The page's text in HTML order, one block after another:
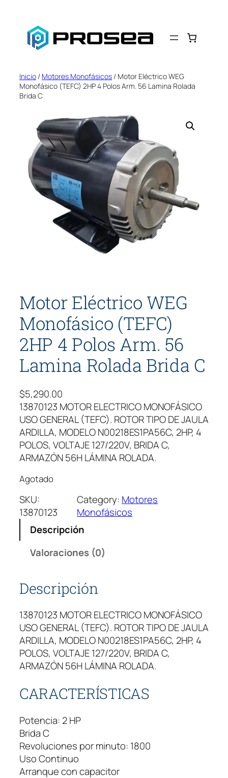
contenido
Inicio / Motores Monofásicos / Motor Eléctrico WEG
Monofásico (TEFC) 2HP 4 Polos Arm. 56 Lamina Rolada
Brida C
Motor Eléctrico WEG
Monofásico (TEFC)
2HP 4 Polos Arm. 56
Lamina Rolada Brida C
$5,290.00
13870123 MOTOR ELECTRICO MONOFÁSICO
USO GENERAL (TEFC). ROTOR TIPO DE JAULA
ARDILLA, MODELO N00218ES1PA56C, 2HP, 4
POLOS, VOLTAJE 127/220V, BRIDA C,
ARMAZÓN 56H LÁMINA ROLADA.
Agotado
SKU:
13870123
Category: Motores
Monofásicos
Descripción
Valoraciones (0)
Descripción
13870123 MOTOR ELECTRICO MONOFÁSICO
USO GENERAL (TEFC). ROTOR TIPO DE JAULA
ARDILLA, MODELO N00218ES1PA56C, 2HP, 4
POLOS, VOLTAJE 127/220V, BRIDA C,
ARMAZÓN 56H LÁMINA ROLADA.
CARACTERÍSTICAS
Potencia: 2 HP
Brida C
Revoluciones por minuto: 1800
Uso Continuo
Arranque con capacitor